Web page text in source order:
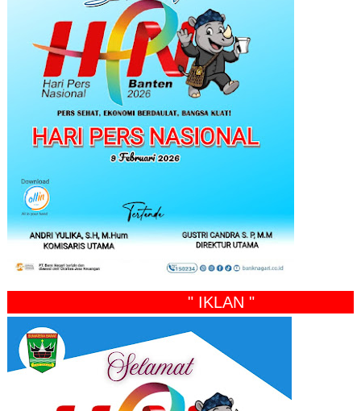
" IKLAN "